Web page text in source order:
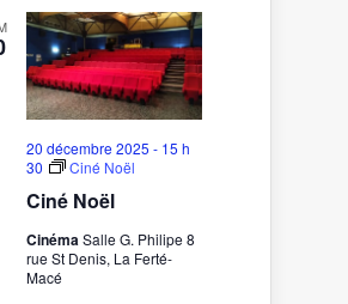
Ciné Noël
20 décembre 2025 - 15 h
30
Ciné Noël
CinémaSalle G. Philipe 8
rue St Denis, La Ferté-
Macé